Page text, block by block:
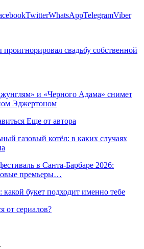
TwitterWhatsAppTelegramViber
свадьбу собственной
и «Черного Адама» снимет
Эджертоном
Еще от автора
газовый котёл: в каких случаях
в Санта-Барбаре 2026:
премьеры…
букет подходит именно тебе
от сериалов?